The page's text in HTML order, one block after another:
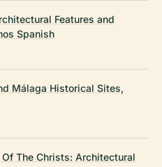
Features and
Spanish
Málaga Historical Sites,
The Christs: Architectural